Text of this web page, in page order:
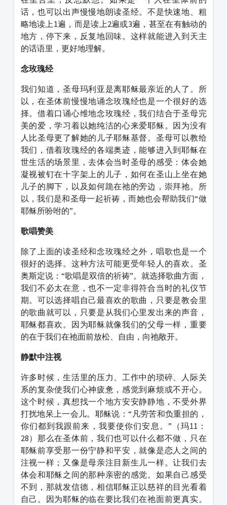
话，也可以出声慢慢地朗读圣经。不是快速地、粗
略地读上1遍，而是读上2遍或3遍，甚至在有触动的
地方，停下来，反复地回味。这样就能进入到天主
的话语里，更好地理解。
念玫瑰经
我们知道，圣母玛利亚是离耶稣最亲近的人了。所
以，在圣体前慢慢地诵念玫瑰经也是一个很好的选
择。借着口诵心维地念玫瑰经，我们结合于圣母完
美的爱，学习着以她纯洁的心来爱耶稣。因为没有
人比圣母更了解她的儿子耶稣基督。圣母可以教给
我们，借着玫瑰经的各端奥迹，能够进入到耶稣在
世生活的场景里，去体会当时圣母的感受：体会她
凝视被钉在十字架上的儿子，如何在圣山上坐在她
儿子的脚下，以及如何跪在祂的旁边，崇拜祂。所
以，我们是和圣母一起祈祷，而她也会帮助我们“做
耶稣所吩咐的”。
歌唱赞美
除了上面的读圣经和念玫瑰经之外，唱歌也是一个
很好的选择。这种方法可能更受年轻人的喜欢。圣
奥斯定说：“歌唱是双倍的祈祷”。就选择歌曲方面，
我们不必太在意，也不一定非得符合当时的礼仪节
期。可以选择唱自己最喜欢的歌曲，只要是教会里
的歌曲就可以，只要是从我们心里发出来的声音，
耶稣都喜欢。因为耶稣就像我们的父母一样，重要
的在于我们在祂面前放松、自由，向祂敞开。
静默中注视
许多时候，生活里的压力、工作中的琐碎、人际关
系的复杂使我们心神疲惫，感觉到麻烦或不开心。
这个时候，真想找一个地方安安静静地，不受外界
打扰地呆上一会儿。耶稣说：“凡劳苦和负重担的，
你们都到我跟前来，我要使你们安息。”（玛11：
28）那么在圣体前，我们也可以什么都不做，只在
耶稣前享受那一份宁静和平安，就像是恋人之间的
注视一样；又像是母亲注目新生儿一样。让我们去
体会和耶稣之间的那种亲密的感觉。如果自己感受
不到，那就发信德，相信耶稣正以慈祥的目光看着
自己。因为耶稣的临在要比我们在祂面前更真实。